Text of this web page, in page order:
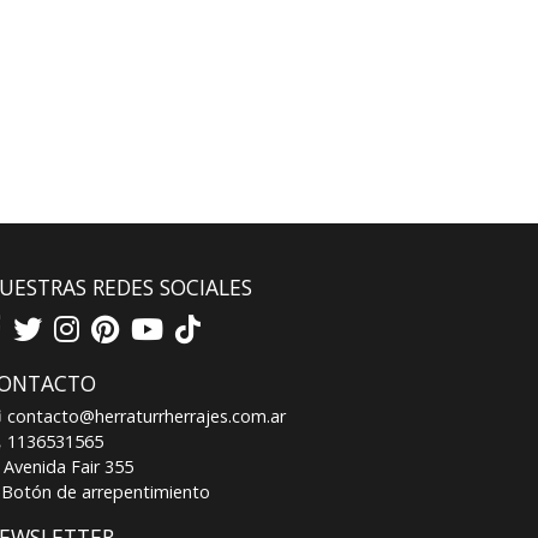
REDES SOCIALES
contacto@herraturrherrajes.com.ar
1136531565
Avenida Fair 355
Botón de arrepentimiento